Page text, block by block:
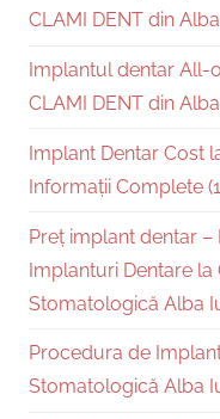
CLAMI DENT din
Implantul dentar All-
CLAMI DENT din
Implant Dentar Cost
Informații Complete
Preț implant dentar
Implanturi Dentare la
Stomatologică Alba
Procedura de
Stomatologică Alba